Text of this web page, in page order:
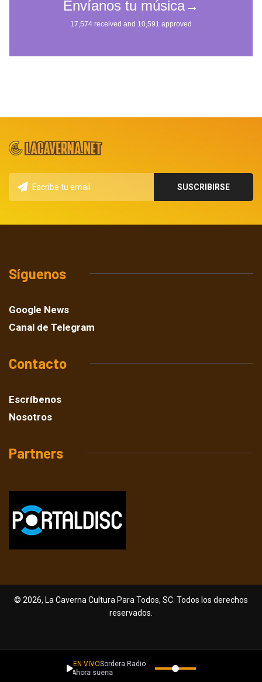
Síguenos
Google News
Canal de Telegram
Contacto
Escríbenos
Nosotros
Partners
© 2026, La Caverna Cultura Para Todos, SC. Todos los derechos
reservados.
EN VIVOSordera Radio
Ahora suena